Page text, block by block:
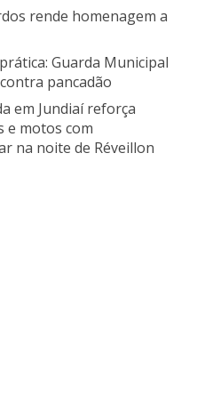
rende homenagem a
Guarda Municipal
pancadão
em Jundiaí reforça
e motos com
na noite de Réveillon